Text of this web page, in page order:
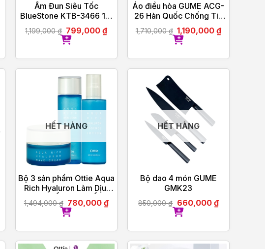
Ấm Đun Siêu Tốc
BlueStone KTB-3466 1.5
Lít 2200W
1,199,000₫ 799,000₫
Áo điều hòa GUME ACG-
26 Hàn Quốc Chống Tia
UV – Bảo Hành Chính
Hãng 12 tháng
1,710,000₫ 1,190,000₫
HẾT HÀNG
Bộ 3 sản phẩm Ottie Aqua
Rich Hyaluron Làm Dịu,
Dưỡng Ẩm, Khóa Ẩm
Hoàn Hảo
1,494,000₫ 780,000 ₫
HẾT HÀNG
Bộ dao 4 món GUME
GMK23
850,000₫ 660,000 ₫